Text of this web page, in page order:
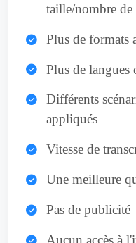
taille/nombre
Plus de formats
Plus de langues
Différents
appliqués
Vitesse de
Une meilleure
Pas de publicité
Aucun accès à